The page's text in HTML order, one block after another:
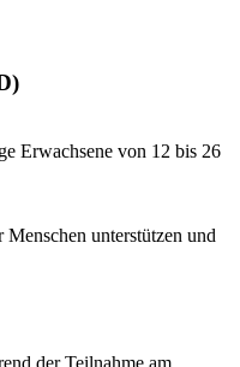
Erwachsene von 12 bis 26
unterstützen und
der Teilnahme am